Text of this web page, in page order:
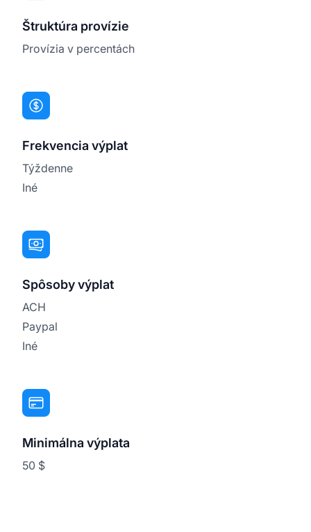
Štruktúra provízie
Provízia v percentách
Frekvencia výplat
Týždenne
Iné
Spôsoby výplat
ACH
Paypal
Iné
Minimálna výplata
50 $